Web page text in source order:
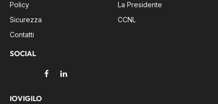
Policy
Sicurezza
Contatti
SOCIAL
FacebookLinkedIn
La Presidente
CCNL
IOVIGILO